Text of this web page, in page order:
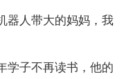
人带大的妈妈，我
子不再读书，他的